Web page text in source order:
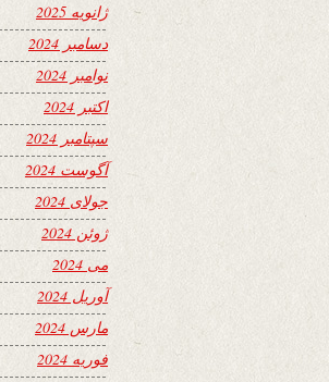
ژانویه 2025
دسامبر 2024
نوامبر 2024
اکتبر 2024
سپتامبر 2024
آگوست 2024
جولای 2024
ژوئن 2024
می 2024
آوریل 2024
مارس 2024
فوریه 2024